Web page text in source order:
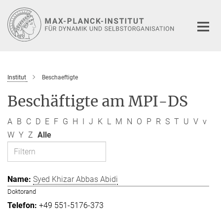
Hauptinhalt
Institut Beschaeftigte
Beschäftigte am MPI-DS
A B C D E F G H I J K L M N O P R S T U V v
W Y Z Alle
Syed Khizar Abbas Abidi
Doktorand
+49 551-5176-373